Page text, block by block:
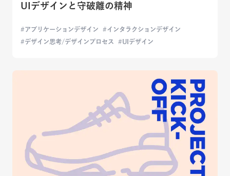
UIデザインと守破離の精神
アプリケーションデザイン
インタラクションデザイン
デザイン思考/デザインプロセス
UIデザイン